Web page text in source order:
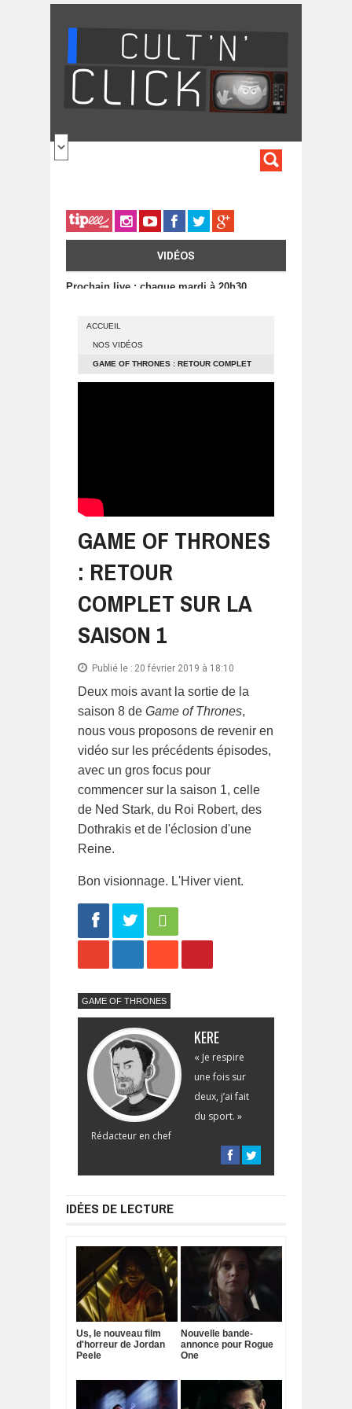
VIDÉOS
Prochain live : chaque mardi à 20h30
ACCUEIL
NOS VIDÉOS
GAME OF THRONES : RETOUR COMPLET
SUR LA SAISON 1
GAME OF THRONES
: RETOUR
COMPLET SUR LA
SAISON 1
Publié le : 20 février 2019 à 18:10
Deux mois avant la sortie de la
saison 8 de Game of Thrones,
nous vous proposons de revenir en
vidéo sur les précédents épisodes,
avec un gros focus pour
commencer sur la saison 1, celle
de Ned Stark, du Roi Robert, des
Dothrakis et de l'éclosion d'une
Reine.
Bon visionnage. L'Hiver vient.
GAME OF THRONES
KERE
« Je respire
une fois sur
deux, j’ai fait
du sport. »
Rédacteur en chef
IDÉES DE LECTURE
Us, le nouveau film
d'horreur de Jordan
Peele
Nouvelle bande-
annonce pour Rogue
One